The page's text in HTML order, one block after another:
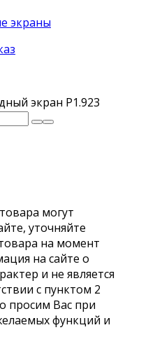
экраны
экран P1.923
могут
уточняйте
на момент
на сайте о
и не является
с пунктом 2
просим Вас при
функций и